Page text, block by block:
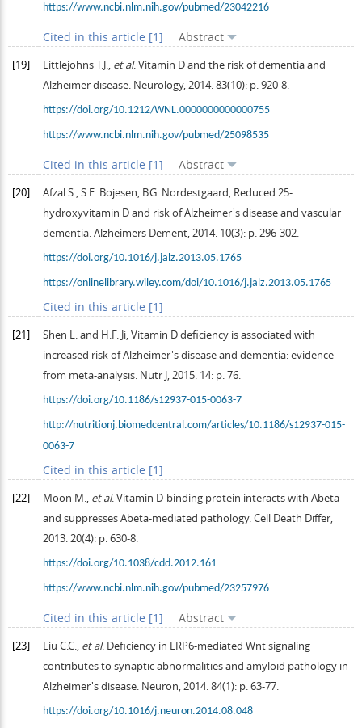
https://www.ncbi.nlm.nih.gov/pubmed/23042216
Cited in this article [1] Abstract
[19] LittlejohnsT.J., et al. Vitamin D and the risk of dementia and
Alzheimer disease. Neurology,2014.83(10): p. 920-8.
https://doi.org/10.1212/WNL.0000000000000755
https://www.ncbi.nlm.nih.gov/pubmed/25098535
Cited in this article [1] Abstract
[20] AfzalS.,S.E. Bojesen, B.G. Nordestgaard, Reduced 25-
hydroxyvitamin D and risk of Alzheimer's disease and vascular
dementia.Alzheimers Dement,2014. 10(3): p. 296-302.
https://doi.org/10.1016/j.jalz.2013.05.1765
https://onlinelibrary.wiley.com/doi/10.1016/j.jalz.2013.05.1765
Cited in this article [1]
[21] Shen L. and H.F. Ji, Vitamin D deficiency is associated with
increased risk of Alzheimer's disease and dementia: evidence
from meta-analysis. Nutr J,2015. 14: p. 76.
https://doi.org/10.1186/s12937-015-0063-7
http://nutritionj.biomedcentral.com/articles/10.1186/s12937-015-
0063-7
Cited in this article [1]
[22] Moon M., et al. Vitamin D-binding protein interacts with Abeta
and suppresses Abeta-mediated pathology.Cell Death Differ,
2013.20(4): p. 630-8.
https://doi.org/10.1038/cdd.2012.161
https://www.ncbi.nlm.nih.gov/pubmed/23257976
Cited in this article [1] Abstract
[23] Liu C.C., et al. Deficiency in LRP6-mediated Wnt signaling
contributes to synaptic abnormalities and amyloid pathology in
Alzheimer's disease. Neuron,2014.84(1): p. 63-77.
https://doi.org/10.1016/j.neuron.2014.08.048